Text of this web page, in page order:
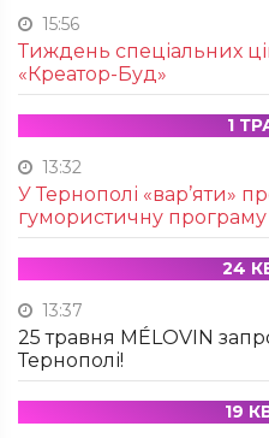
15:56
Тиждень спеціальних
«Креатор-Буд»
1
13:32
У Тернополі «вар’яти»
гумористичну програму
24
13:37
25 травня MÉLOVIN
Тернополі!
19